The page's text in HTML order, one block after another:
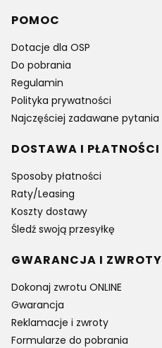
Linki w stopce
POMOC
Dotacje dla OSP
Do pobrania
Regulamin
Polityka prywatności
Najczęściej zadawane pytania
DOSTAWA I PŁATNOŚCI
Sposoby płatności
Raty/Leasing
Koszty dostawy
Śledź swoją przesyłkę
GWARANCJA I ZWROTY
Dokonaj zwrotu ONLINE
Gwarancja
Reklamacje i zwroty
Formularze do pobrania